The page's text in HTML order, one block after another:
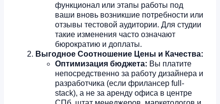
функционал или этапы работы под
ваши вновь возникшие потребности или
отзывы тестовой аудитории. Для студии
такие изменения часто означают
бюрократию и доплаты.
Выгодное Соотношение Цены и Качества:
Оптимизация бюджета: Вы платите
непосредственно за работу дизайнера и
разработчика (если фрилансер full-
stack), а не за аренду офиса в центре